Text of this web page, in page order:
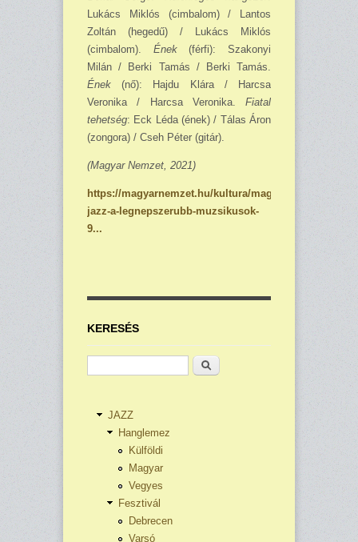
Lukács Miklós (cimbalom) / Lantos
Zoltán (hegedű) / Lukács Miklós
(cimbalom). Ének(férfi): Szakonyi
Milán / Berki Tamás / Berki Tamás.
Ének (nő): Hajdu Klára / Harcsa
Veronika / Harcsa Veronika. Fiatal
tehetség: Eck Léda (ének) / Tálas Áron
(zongora) / Cseh Péter (gitár).
(Magyar Nemzet, 2021)
https://magyarnemzet.hu/kultura/magyar-
jazz-a-legnepszerubb-muzsikusok-
9...
KERESÉS
Keresés
JAZZ
Hanglemez
Külföldi
Magyar
Vegyes
Fesztivál
Debrecen
Varsó